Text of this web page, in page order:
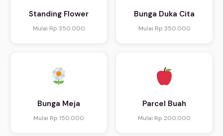
Standing Flower
Mulai Rp 350.000
Bunga Duka Cita
Mulai Rp 350.000
Bunga Meja
Mulai Rp 150.000
Parcel Buah
Mulai Rp 200.000